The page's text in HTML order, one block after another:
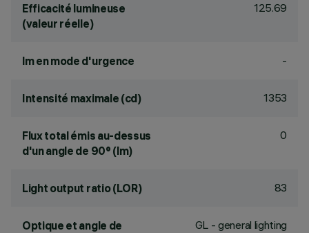
Efficacité lumineuse
(valeur réelle)
125.69
lm en mode d'urgence -
Intensité maximale (cd) 1353
Flux total émis au-dessus
d'un angle de 90° (lm)
0
Light output ratio (LOR) 83
Optique et angle de
GL - general lighting